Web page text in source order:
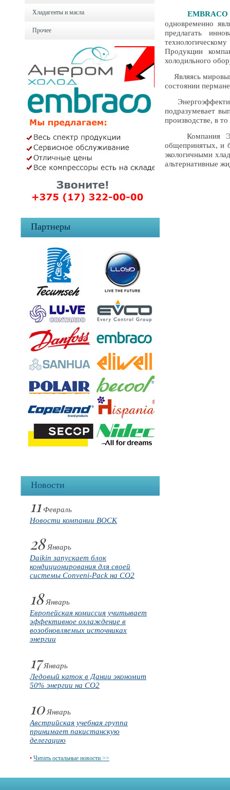
Хладагенты и масла
Прочее
Партнеры
Новости
11 Февраль
Новости компании BOCK
28Январь
Daikin запускает блок
кондиционирования для своей
системы Conveni-Pack на CO2
18Январь
Европейская комиссия учитывает
эффективное охлаждение в
возобновляемых источниках
энергии
17Январь
Ледовый каток в Дании экономит
50% энергии на CO2
10Январь
Австрийская учебная группа
принимает пакистанскую
делегацию
• Читать остальные новости >>
EMBRACO
одновременно
предлагать
Продукции
холодильного
Являясь
состоянии
подразумевает
производстве, в
Компания
общепринятых, и
экологичными
альтернативные